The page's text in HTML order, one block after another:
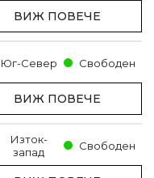
ВИЖ ПОВЕЧЕ
Юг-Север Свободен
ВИЖ ПОВЕЧЕ
Изток-
запад
Свободен